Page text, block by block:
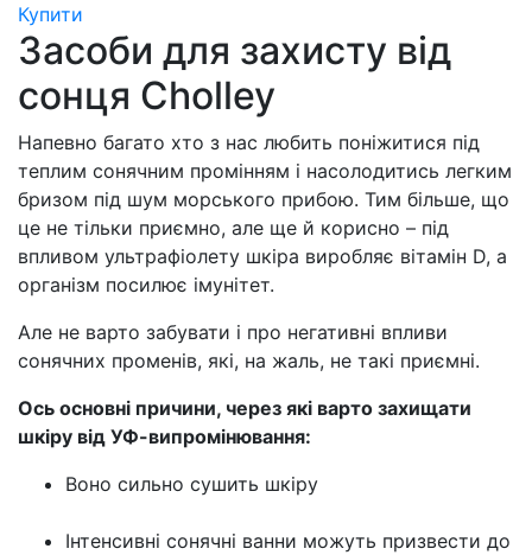
Купити
Засоби для захисту від
сонця Cholley
Напевно багато хто з нас любить поніжитися під
теплим сонячним промінням і насолодитись легким
бризом під шум морського прибою. Тим більше, що
це не тільки приємно, але ще й корисно – під
впливом ультрафіолету шкіра виробляє вітамін D, а
організм посилює імунітет.
Але не варто забувати і про негативні впливи
сонячних променів, які, на жаль, не такі приємні.
Ось основні причини, через які варто захищати
шкіру від УФ-випромінювання:
Воно сильно сушить шкіру
Інтенсивні сонячні ванни можуть призвести до